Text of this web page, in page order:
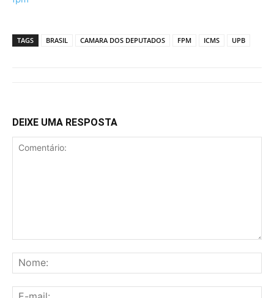
TAGS BRASIL CAMARA DOS DEPUTADOS FPM ICMS UPB
DEIXE UMA RESPOSTA